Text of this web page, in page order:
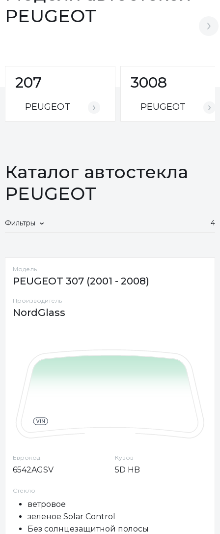
PEUGEOT
207
PEUGEOT
3008
PEUGEOT
Каталог автостекла
PEUGEOT
Фильтры 4
Модель
PEUGEOT 307 (2001 - 2008)
Производитель
NordGlass
Еврокод
6542AGSV
Кузов
5D HB
Стекло
ветровое
зеленое Solar Control
Без солнцезащитной полосы